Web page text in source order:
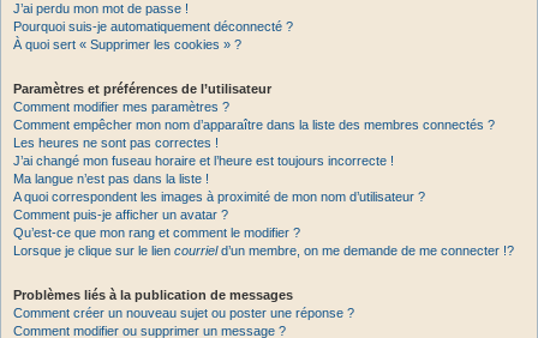
J’ai perdu mon mot de passe !
Pourquoi suis-je automatiquement déconnecté ?
À quoi sert « Supprimer les cookies » ?
Paramètres et préférences de l’utilisateur
Comment modifier mes paramètres ?
Comment empêcher mon nom d’apparaître dans la liste des membres connectés ?
Les heures ne sont pas correctes !
J’ai changé mon fuseau horaire et l’heure est toujours incorrecte !
Ma langue n’est pas dans la liste !
A quoi correspondent les images à proximité de mon nom d’utilisateur ?
Comment puis-je afficher un avatar ?
Qu’est-ce que mon rang et comment le modifier ?
Lorsque je clique sur le lien courrield’un membre, on me demande de me connecter !?
Problèmes liés à la publication de messages
Comment créer un nouveau sujet ou poster une réponse ?
Comment modifier ou supprimer un message ?